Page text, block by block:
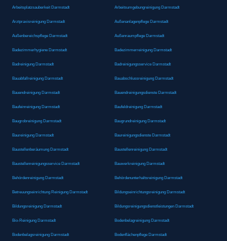
Arbeitsplatzsauberkeit Darmstadt Arbeitsumgebungreinigung Darmstadt
Arztpraxisreinigung Darmstadt Außenanlagenpflege Darmstadt
Außenbereichspflege Darmstadt Außenraumpflege Darmstadt
Badezimmerhygiene Darmstadt Badezimmerreinigung Darmstadt
Badreinigung Darmstadt Badreinigungsservice Darmstadt
Bauabfallreinigung Darmstadt Bauabschlussreinigung Darmstadt
Bauendreinigung Darmstadt Bauendreinigungsdienste Darmstadt
Baufeinreinigung Darmstadt Baufeldreinigung Darmstadt
Baugrobreinigung Darmstadt Baugrundreinigung Darmstadt
Baureinigung Darmstadt Baureinigungsdienste Darmstadt
Baustellenberäumung Darmstadt Baustellenreinigung Darmstadt
Baustellenreinigungsservice Darmstadt Bauwerkreinigung Darmstadt
Behördenreinigung Darmstadt Behördenunterhaltsreinigung Darmstadt
Betreuungseinrichtung Reinigung Darmstadt Bildungseinrichtungsreinigung Darmstadt
Bildungsreinigung Darmstadt Bildungsreinigungsdienstleistungen Darmstadt
Bio-Reinigung Darmstadt Bodenbelagreinigung Darmstadt
Bodenbelagsreinigung Darmstadt Bodenflächenpflege Darmstadt